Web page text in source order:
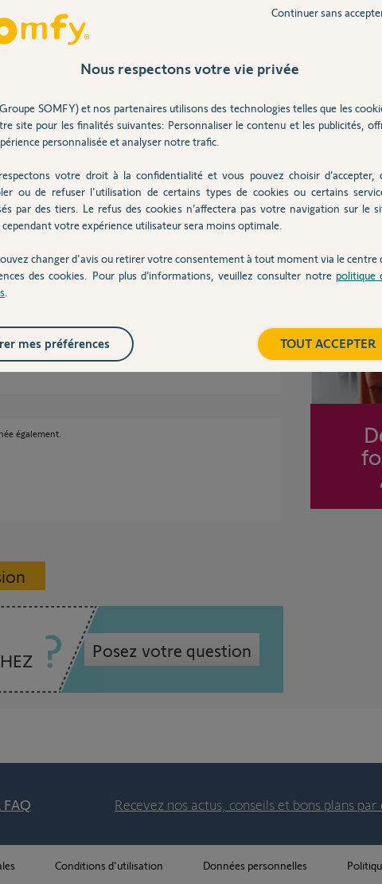
Partager cette question
Participer au fil de discussion
4 et refaire une mise en service complète.
également.
Posez votre question
Aide au diagnostique volet battant "yslo flex
Comment utiliser un yslo flex io 2 battants
sur un volet
à
Recevez nos actus, conseils et bons plans par
Conditions d'utilisation Données personnelles
Nous respectons votre vie privée
SOMFY) et nos partenaires utilisons des technologies telles que les
site pour les finalités suivantes: Personnaliser le contenu et les publicités,
personnalisée et analyser notre trafic.
votre droit à la confidentialité et vous pouvez choisir d’accepter,
ou de refuser l'utilisation de certains types de cookies ou certains
par des tiers. Le refus des cookies n’affectera pas votre navigation sur le
votre expérience utilisateur sera moins optimale.
changer d'avis ou retirer votre consentement à tout moment via le centre
des cookies. Pour plus d’informations, veuillez consulter notre politique
Continuer sans
TOUT ACCEPTER
mes préférences